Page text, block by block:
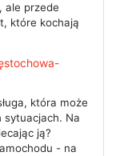
ale przede
które kochają
która może
sytuacjach. Na
ją?
- na